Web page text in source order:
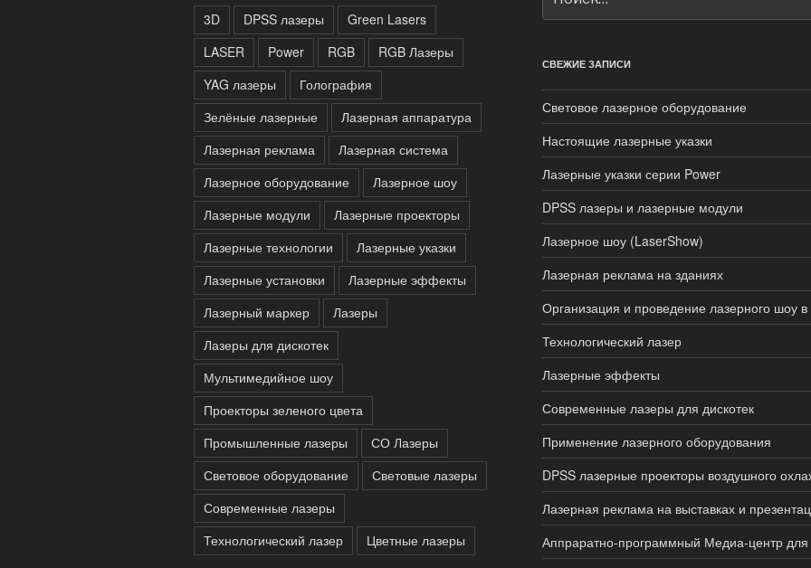
3D DPSS лазеры
Green Lasers
LASER
Power RGB
RGB Лазеры
YAG лазеры
Голография
Зелёные лазерные
Лазерная аппаратура
Лазерная реклама
Лазерная система
Лазерное оборудование
Лазерное шоу
Лазерные модули
Лазерные проекторы
Лазерные технологии
Лазерные указки
Лазерные установки
Лазерные эффекты
Лазерный маркер
Лазеры
Лазеры для дискотек
Мультимедийное шоу
Проекторы зеленого цвета
Промышленные лазеры
СО Лазеры
Световое оборудование
Световые лазеры
Современные лазеры
Технологический лазер
Цветные лазеры
СВЕЖИЕ ЗАПИСИ
Световое лазерное оборудование
Настоящие лазерные указки
Лазерные указки серии Power
DPSS лазеры и лазерные модули
Лазерное шоу (LaserShow)
Лазерная реклама на зданиях
Организация и проведение лазерного шоу
Технологический лазер
Лазерные эффекты
Современные лазеры для дискотек
Применение лазерного оборудования
DPSS лазерные проекторы воздушного
Лазерная реклама на выставках и
Аппраратно-программный Медиа-центр